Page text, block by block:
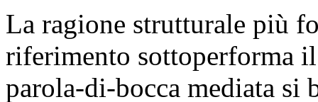
La ragione strutturale più
riferimento sottoperforma
parola-di-bocca mediata si